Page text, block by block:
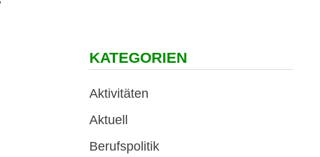
KATEGORIEN
Aktivitäten
Aktuell
Berufspolitik